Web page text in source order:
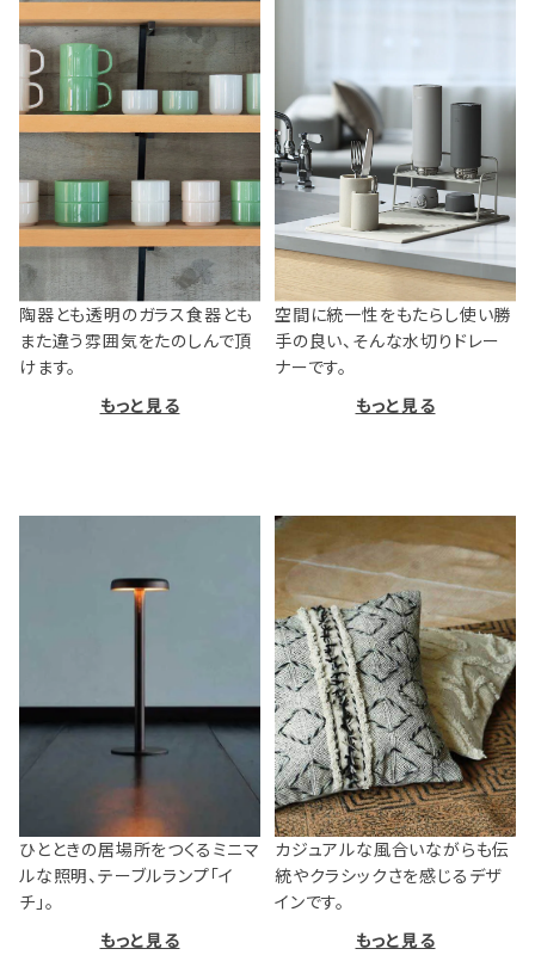
陶器とも透明のガラス食器とも
また違う雰囲気をたのしんで頂
けます。
もっと見る
空間に統一性をもたらし使い勝
手の良い、そんな水切りドレー
ナーです。
もっと見る
ひとときの居場所をつくるミニマ
ルな照明、テーブルランプ「イ
チ」。
もっと見る
カジュアルな風合いながらも伝
統やクラシックさを感じるデザ
インです。
もっと見る